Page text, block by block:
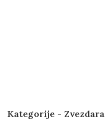
Kategorije - Zvezdara